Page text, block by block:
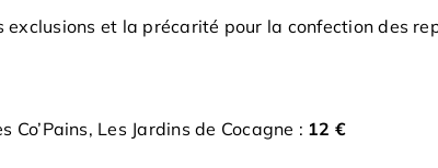
et la précarité pour la confection des
Les Jardins de Cocagne : 12 €